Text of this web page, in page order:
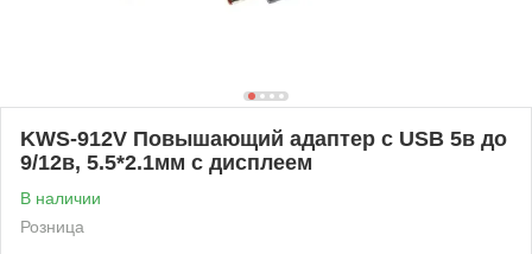
KWS-912V Повышающий адаптер с USB 5в до
9/12в, 5.5*2.1мм с дисплеем
В наличии
Розница